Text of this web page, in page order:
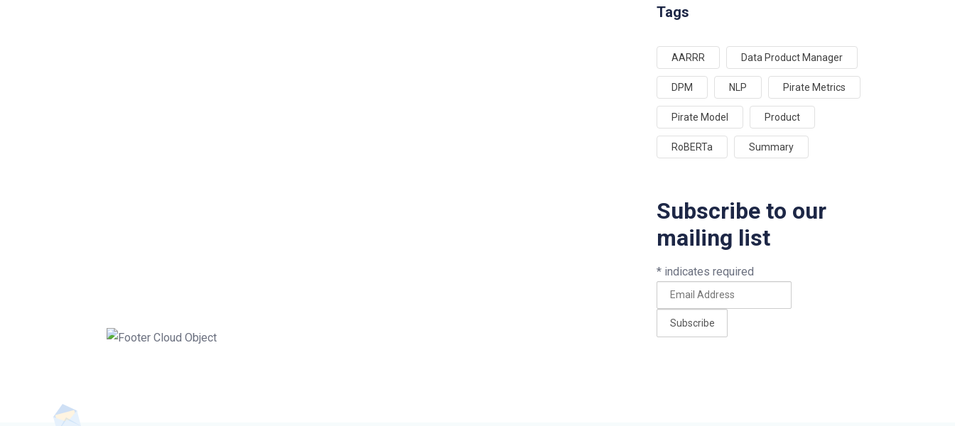
Tags
AARRR Data Product Manager
DPM NLP Pirate Metrics
Pirate Model Product
RoBERTa Summary
Subscribe to our
mailing list
* indicates required